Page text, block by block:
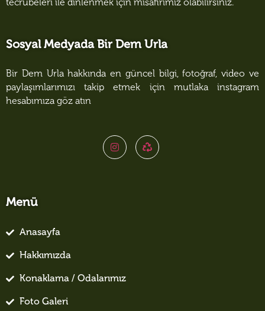
tecrübeleri ile dinlenmek için misafirimiz olabilirsiniz.
Sosyal Medyada Bir Dem Urla
Bir Dem Urla hakkında en güncel bilgi, fotoğraf, video ve
paylaşımlarımızı takip etmek için mutlaka instagram
hesabımıza göz atın
Menü
Anasayfa
Hakkımızda
Konaklama / Odalarımız
Foto Galeri